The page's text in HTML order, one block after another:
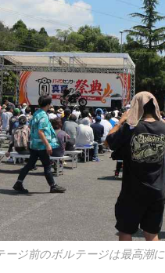
ジ前のボルテージは最高潮に